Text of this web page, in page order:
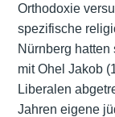
Orthodoxie
spezifische
Nürnberg hatten
mit Ohel Jakob
Liberalen
Jahren eigene